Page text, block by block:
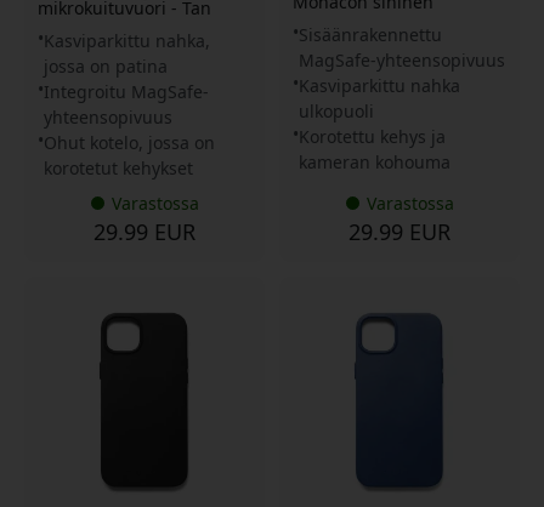
mikrokuituvuori - Tan
Kasviparkittu nahka,
jossa on patina
Integroitu MagSafe-
yhteensopivuus
Ohut kotelo, jossa on
korotetut kehykset
Varastossa
29.99 EUR
Sisäänrakennettu
MagSafe-yhteensopivuus
Kasviparkittu nahka
ulkopuoli
Korotettu kehys ja
kameran kohouma
Varastossa
29.99 EUR